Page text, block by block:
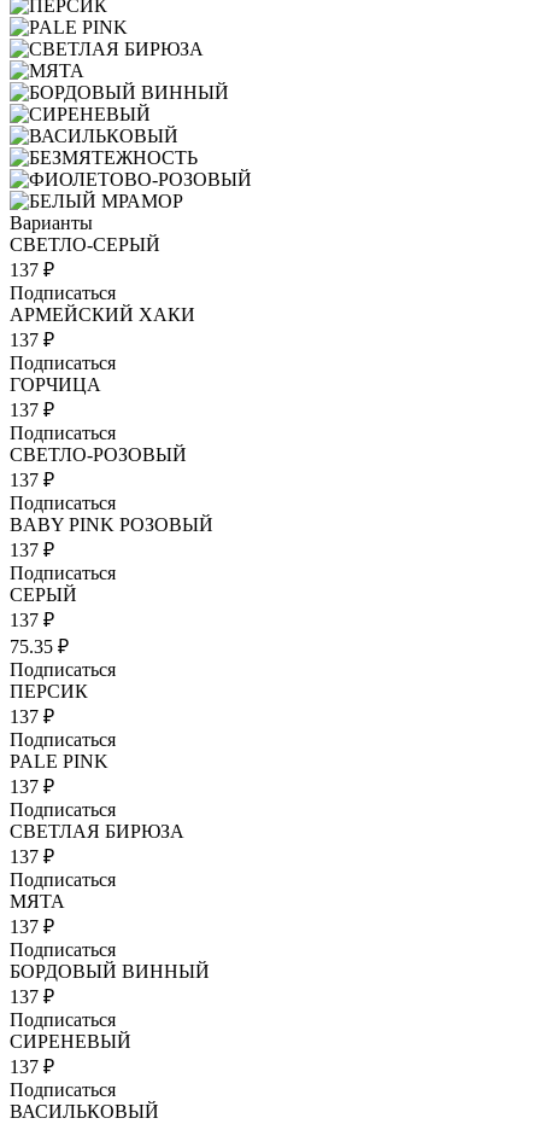
Варианты
СВЕТЛО-СЕРЫЙ
137 ₽
Подписаться
АРМЕЙСКИЙ ХАКИ
137 ₽
Подписаться
ГОРЧИЦА
137 ₽
Подписаться
СВЕТЛО-РОЗОВЫЙ
137 ₽
Подписаться
BABY PINK РОЗОВЫЙ
137 ₽
Подписаться
СЕРЫЙ
137 ₽
75.35 ₽
Подписаться
ПЕРСИК
137 ₽
Подписаться
PALE PINK
137 ₽
Подписаться
СВЕТЛАЯ БИРЮЗА
137 ₽
Подписаться
МЯТА
137 ₽
Подписаться
БОРДОВЫЙ ВИННЫЙ
137 ₽
Подписаться
СИРЕНЕВЫЙ
137 ₽
Подписаться
ВАСИЛЬКОВЫЙ